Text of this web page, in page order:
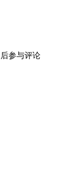
后参与评论